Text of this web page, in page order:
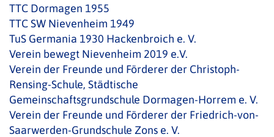
TTC Dormagen 1955
TTC SW Nievenheim 1949
TuS Germania 1930 Hackenbroich e. V.
Verein bewegt Nievenheim 2019 e.V.
Verein der Freunde und Förderer der Christoph-
Rensing-Schule, Städtische
Gemeinschaftsgrundschule Dormagen-Horrem e. V.
Verein der Freunde und Förderer der Friedrich-von-
Saarwerden-Grundschule Zons e. V.